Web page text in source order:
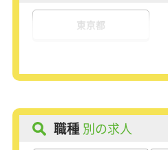
東京都
職種 別の求人